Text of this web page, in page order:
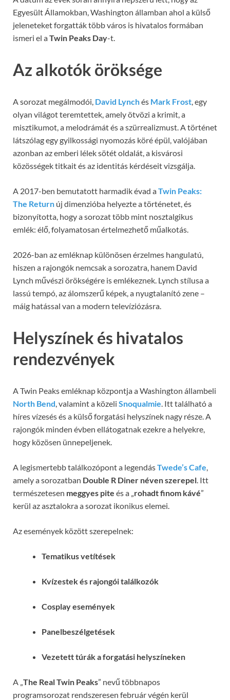
Egyesült Államokban, Washington államban ahol a külső
jeleneteket forgatták több város is hivatalos formában
ismeri el aTwin Peaks Day-t.
Az alkotók öröksége
A sorozat megálmodói, David Lynchés Mark Frost, egy
olyan világot teremtettek, amely ötvözi a krimit, a
misztikumot, a melodrámát és a szürrealizmust. A történet
látszólag egy gyilkossági nyomozás köré épül, valójában
azonban az emberi lélek sötét oldalát, a kisvárosi
közösségek titkait és az identitás kérdéseit vizsgálja.
A 2017-ben bemutatott harmadik évad aTwin Peaks:
The Return új dimenzióba helyezte a történetet, és
bizonyította, hogy a sorozat több mint nosztalgikus
emlék: élő, folyamatosan értelmezhető műalkotás.
2026-ban az emléknap különösen érzelmes hangulatú,
hiszen a rajongók nemcsak a sorozatra, hanem David
Lynch művészi örökségére is emlékeznek. Lynch stílusa a
lassú tempó, az álomszerű képek, a nyugtalanító zene –
máig hatással van a modern televíziózásra.
Helyszínek és hivatalos
rendezvények
A Twin Peaks emléknap központja a Washington állambeli
North Bend , valamint a közeli Snoqualmie . Itt található a
híres vízesés és a külső forgatási helyszínek nagy része. A
rajongók minden évben ellátogatnak ezekre a helyekre,
hogy közösen ünnepeljenek.
A legismertebb találkozópont a legendásTwede’s Cafe
amely a sorozatban Double R Diner néven szerepel . Itt
természetesen meggyes pite és a „ rohadt finom kávé”
kerül az asztalokra a sorozat ikonikus elemei.
Az események között szerepelnek:
Tematikus vetítések
Kvízestek és rajongói találkozók
Cosplay események
Panelbeszélgetések
Vezetett túrák a forgatási helyszíneken
A „ The Real Twin Peaks” nevű többnapos
programsorozat rendszeresen február végén kerül